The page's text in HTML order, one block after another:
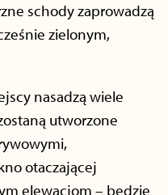
schody zaprowadzą
zielonym,
nasadzą wiele
utworzone
otaczającej
elewacjom – będzie